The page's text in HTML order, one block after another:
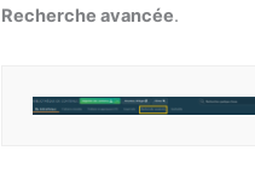
Recherche avancée.